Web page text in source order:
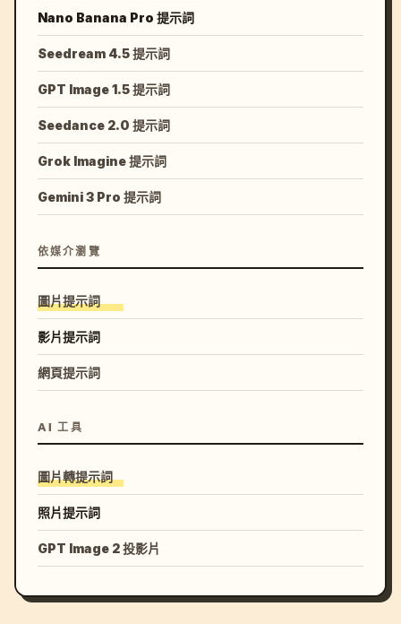
Nano Banana Pro 提示詞
Seedream 4.5 提示詞
GPT Image 1.5 提示詞
Seedance 2.0 提示詞
Grok Imagine 提示詞
Gemini 3 Pro 提示詞
依媒介瀏覽
圖片提示詞
影片提示詞
網頁提示詞
AI 工具
圖片轉提示詞
照片提示詞
GPT Image 2 投影片